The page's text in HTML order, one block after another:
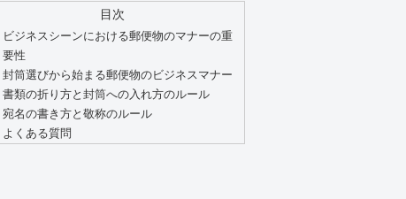
目次
ビジネスシーンにおける郵便物のマナーの重
要性
封筒選びから始まる郵便物のビジネスマナー
書類の折り方と封筒への入れ方のルール
宛名の書き方と敬称のルール
よくある質問